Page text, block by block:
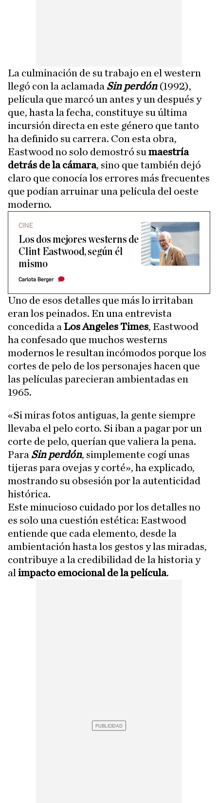
La culminación de su trabajo en el western
llegó con la aclamada Sin perdón (1992),
película que marcó un antes y un después y
que, hasta la fecha, constituye su última
incursión directa en este género que tanto
ha definido su carrera. Con esta obra,
Eastwood no solo demostró su maestría
detrás de la cámara, sino que también dejó
claro que conocía los errores más frecuentes
que podían arruinar una película del oeste
moderno.
CINE
Los dos mejores westerns de
Clint Eastwood, según él
mismo
Carlota Berger
Uno de esos detalles que más lo irritaban
eran los peinados. En una entrevista
concedida a Los Angeles Times, Eastwood
ha confesado que muchos westerns
modernos le resultan incómodos porque los
cortes de pelo de los personajes hacen que
las películas parecieran ambientadas en
1965.
«Si miras fotos antiguas, la gente siempre
llevaba el pelo corto. Si iban a pagar por un
corte de pelo, querían que valiera la pena.
Para Sin perdón, simplemente cogí unas
tijeras para ovejas y corté», ha explicado,
mostrando su obsesión por la autenticidad
histórica.
Este minucioso cuidado por los detalles no
es solo una cuestión estética: Eastwood
entiende que cada elemento, desde la
ambientación hasta los gestos y las miradas,
contribuye a la credibilidad de la historia y
al impacto emocional de la película.